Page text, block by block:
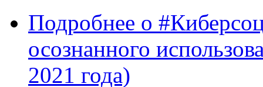
Подробнее о
осознанного
2021 года)